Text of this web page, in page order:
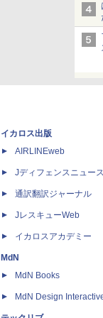
イカロス出版
AIRLINEweb
Jディフェンスニュー
通訳翻訳ジャーナル
JレスキューWeb
イカロスアカデミー
MdN
MdN Books
MdN Design